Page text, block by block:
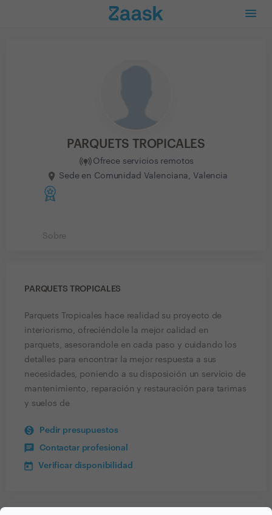
PARQUETS TROPICALES
Ofrece servicios remotos
Sede en Comunidad Valenciana, Valencia
Sobre
PARQUETS TROPICALES
Parquets Tropicales hace realidad su proyecto de
interiorismo, ofreciéndole la mejor calidad en
parquets, asesorandole en cada paso y cuidando los
detalles para encontrar la mejor respuesta a sus
necesidades, poniendo a su disposición un servicio de
mantenimiento, reparación y restauración para tarimas
y suelos de
Pedir presupuestos
Contactar profesional
Verificar disponibilidad